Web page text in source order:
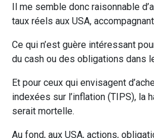
Il me semble donc raisonnable
taux réels aux USA,
Ce qui n’est guère intéressant
du cash ou des obligations dans
Et pour ceux qui envisagent
indexées sur l’inflation (TIPS), la
serait mortelle.
Au fond, aux USA, actions,